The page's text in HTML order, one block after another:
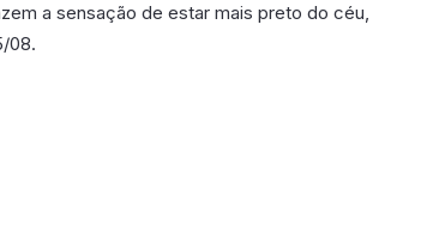
a sensação de estar mais preto do céu,
08.